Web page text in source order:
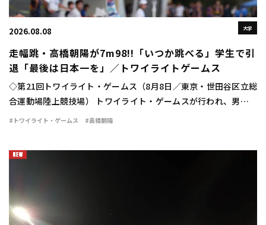
大学
2026.08.08
走幅跳・高橋朝陽が7m98!!「いつか跳べる」学生で引
退「最後は日本一を」／トワイライトゲームス
◇第21回トワイライト・ゲームス（8月8日／東京・世田谷区立総
合運動場陸上競技場） トワイライト・ゲームスが行われ、男子走
幅跳は高橋朝陽（東海大）が7m98（＋0.3）の大ジャンプを見せ
#トワイライト・ゲームス #高橋朝陽